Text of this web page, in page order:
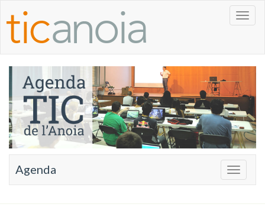
Toggle
Agenda